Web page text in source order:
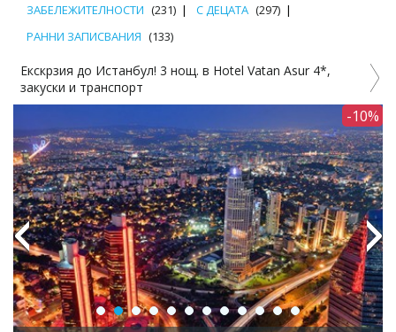
ЗАБЕЛЕЖИТЕЛНОСТИ (231) С ДЕЦАТА (297)
РАННИ ЗАПИСВАНИЯ (133)
Екскурзия до Истанбул! 3 нощувки, закуски, транспорт
посещение на Одрин
Previous Next